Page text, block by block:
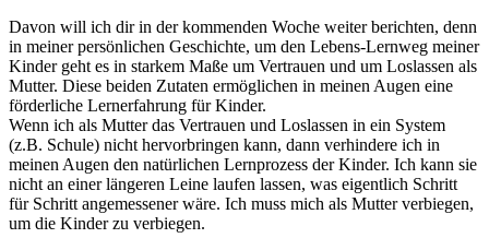
Davon will ich dir in der kommenden Woche weiter berichten, denn
in meiner persönlichen Geschichte, um den Lebens-Lernweg meiner
Kinder geht es in starkem Maße um Vertrauen und um Loslassen als
Mutter. Diese beiden Zutaten ermöglichen in meinen Augen eine
förderliche Lernerfahrung für Kinder.
Wenn ich als Mutter das Vertrauen und Loslassen in ein System
(z.B. Schule) nicht hervorbringen kann, dann verhindere ich in
meinen Augen den natürlichen Lernprozess der Kinder. Ich kann sie
nicht an einer längeren Leine laufen lassen, was eigentlich Schritt
für Schritt angemessener wäre. Ich muss mich als Mutter verbiegen,
um die Kinder zu verbiegen.